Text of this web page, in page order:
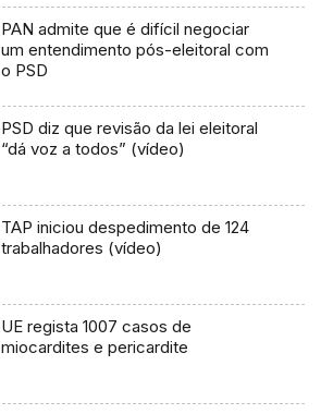
PAN admite que é difícil negociar
um entendimento pós-eleitoral com
o PSD
PSD diz que revisão da lei eleitoral
“dá voz a todos” (vídeo)
TAP iniciou despedimento de 124
trabalhadores (vídeo)
UE regista 1007 casos de
miocardites e pericardite